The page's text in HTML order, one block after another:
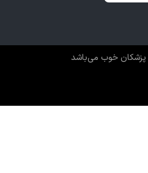
پزشکان خوب می‌باشد